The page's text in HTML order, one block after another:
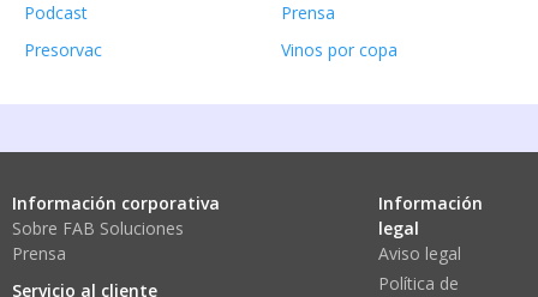
Podcast
Prensa
Presorvac
Vinos por copa
Información corporativa
Sobre FAB Soluciones
Prensa
Servicio al cliente
Información
legal
Aviso legal
Política de